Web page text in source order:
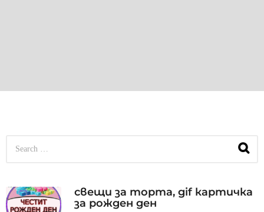
h
f
свещи за торта, gif картичка
за рожден ден